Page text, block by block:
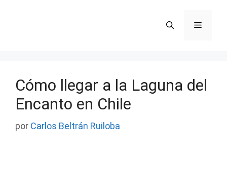
Menú
Cómo llegar a la Laguna del
Encanto en Chile
por Carlos Beltrán Ruiloba